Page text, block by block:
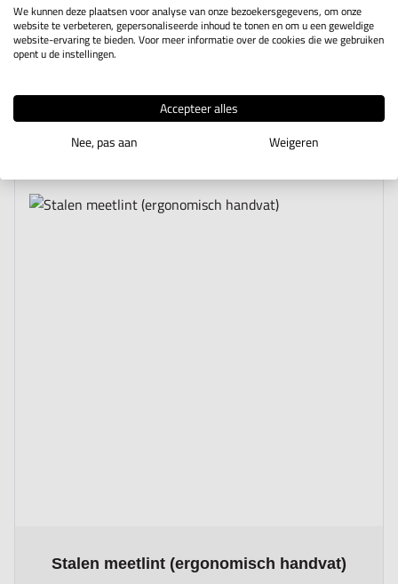
vanaf
€ 37,51 Incl. btw
Stalen meetlint (ergonomisch handvat)
The price depends on the options chosen on the product page
We kunnen deze plaatsen voor analyse van onze bezoekersgegevens, om onze
website te verbeteren, gepersonaliseerde inhoud te tonen en om u een geweldige
website-ervaring te bieden. Voor meer informatie over de cookies die we gebruiken
opent u de instellingen.
Accepteer alles
Nee, pas aan
Weigeren